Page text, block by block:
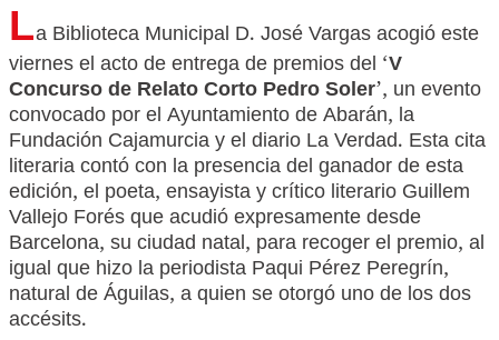
La Biblioteca Municipal D. José Vargas acogió este
viernes el acto de entrega de premios del ‘V
Concurso de Relato Corto Pedro Soler’, un evento
convocado por el Ayuntamiento de Abarán, la
Fundación Cajamurcia y el diario La Verdad. Esta cita
literaria contó con la presencia del ganador de esta
edición, el poeta, ensayista y crítico literario Guillem
Vallejo Forés que acudió expresamente desde
Barcelona, su ciudad natal, para recoger el premio, al
igual que hizo la periodista Paqui Pérez Peregrín,
natural de Águilas, a quien se otorgó uno de los dos
accésits.